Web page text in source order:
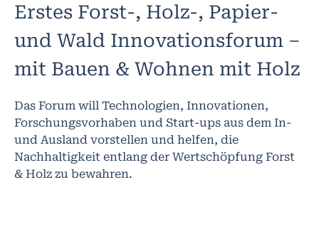
Erstes Forst-, Holz-, Papier-
und Wald Innovationsforum –
mit Bauen & Wohnen mit Holz
Das Forum will Technologien, Innovationen,
Forschungsvorhaben und Start-ups aus dem In-
und Ausland vorstellen und helfen, die
Nachhaltigkeit entlang der Wertschöpfung Forst
& Holz zu bewahren.